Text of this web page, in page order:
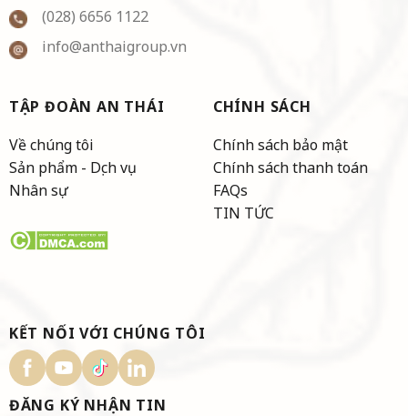
(028) 6656 1122
info@anthaigroup.vn
TẬP ĐOÀN AN THÁI
Về chúng tôi
Sản phẩm - Dịch vụ
Nhân sự
CHÍNH SÁCH
Chính sách bảo mật
Chính sách thanh toán
FAQs
TIN TỨC
KẾT NỐI VỚI CHÚNG TÔI
ĐĂNG KÝ NHẬN TIN